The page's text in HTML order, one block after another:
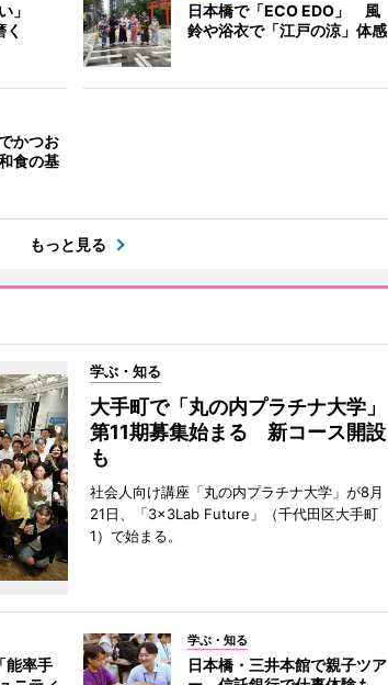
」
日本橋で「ECO EDO」 風
鈴や浴衣で「江戸の涼」体感
かつお
食の基
もっと見る
学ぶ・知る
大手町で「丸の内プラチナ大学」
第11期募集始まる 新コース開設
も
社会人向け講座「丸の内プラチナ大学」が8月
21日、「3×3Lab Future」（千代田区大手町
1）で始まる。
能率手
学ぶ・知る
日本橋・三井本館で親子ツア